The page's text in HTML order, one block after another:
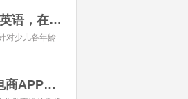
“A-YO”少儿英语，在线语言学习平台开发经典案例
对少儿各年龄
百洋健康，电商APP开发经典案例